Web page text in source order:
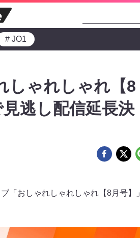
# JO1
しゃれしゃれ【8
逃し配信延長決
「おしゃれしゃれしゃれ【8月号】」